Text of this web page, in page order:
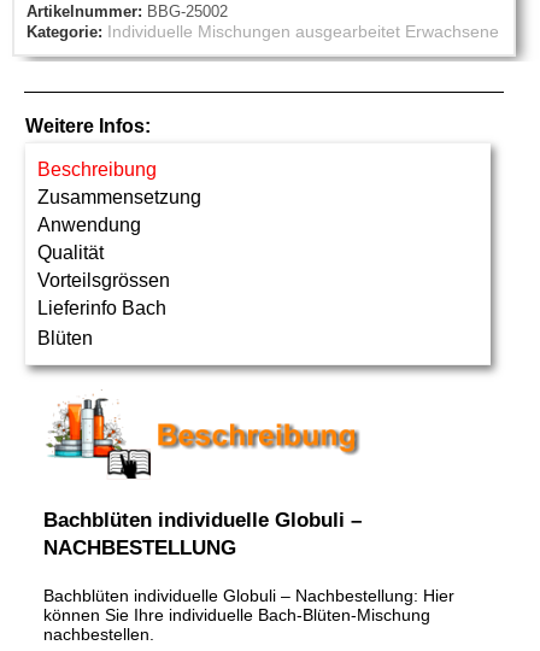
Artikelnummer: BBG-25002
Kategorie: Individuelle Mischungen ausgearbeitet Erwachsene
Weitere Infos:
Beschreibung
Zusammensetzung
Anwendung
Qualität
Vorteilsgrössen
Lieferinfo Bach
Blüten
Bachblüten individuelle Globuli –
NACHBESTELLUNG
Bachblüten individuelle Globuli – Nachbestellung: Hier
können Sie Ihre individuelle Bach-Blüten-Mischung
nachbestellen.